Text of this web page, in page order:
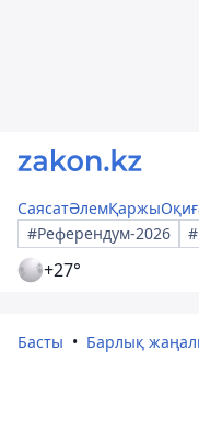
СаясатӘлемҚаржы
#Референдум-2026
+27°
Басты Барлық